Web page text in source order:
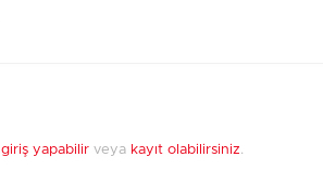
giriş yapabilir veya kayıt olabilirsiniz.